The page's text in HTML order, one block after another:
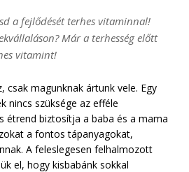
a fejlődését terhes vitaminnal!
Már a terhesség előtt
vitamint!
csak magunknak ártunk vele. Egy
nincs szüksége az efféle
étrend biztosítja a baba és a mama
a fontos tápanyagokat,
A feleslegesen felhalmozott
el, hogy kisbabánk sokkal